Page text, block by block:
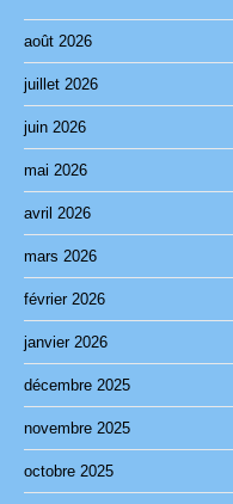
août 2026
juillet 2026
juin 2026
mai 2026
avril 2026
mars 2026
février 2026
janvier 2026
décembre 2025
novembre 2025
octobre 2025